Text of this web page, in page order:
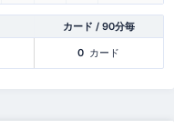
カード / 90分毎
0 カード